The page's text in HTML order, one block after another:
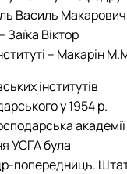
Василь
Заїка Віктор
– Макарін
інститутів
у 1954 р.
академії
УСГА була
попередниць.